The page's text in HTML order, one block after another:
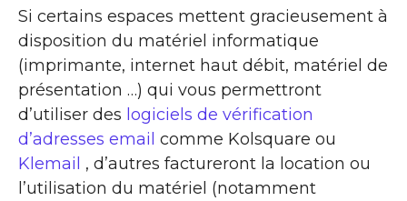
Si certains espaces mettent gracieusement à
disposition du matériel informatique
(imprimante, internet haut débit, matériel de
présentation …) qui vous permettront
d’utiliser des logiciels de vérification
d’adresses email comme Kolsquare ou
Klemail , d’autres factureront la location ou
l’utilisation du matériel (notamment